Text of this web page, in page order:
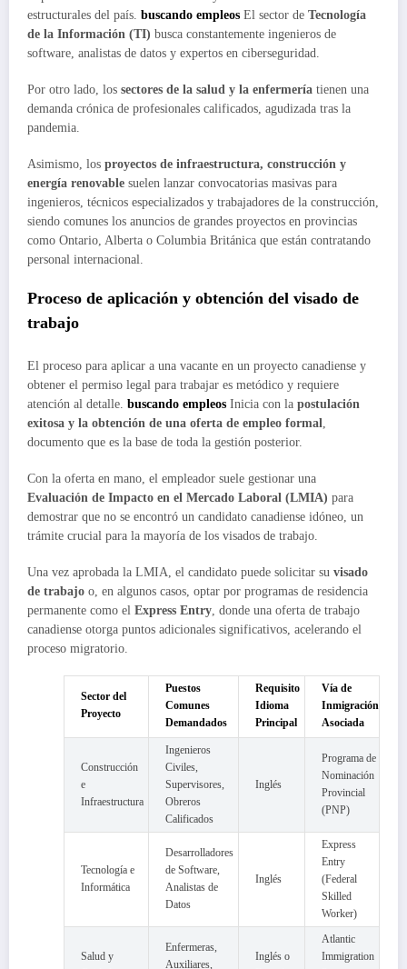
estructurales del país. buscando empleos El sector de Tecnología
de la Información (TI) busca constantemente ingenieros de
software, analistas de datos y expertos en ciberseguridad.
Por otro lado, los sectores de la salud y la enfermería tienen una
demanda crónica de profesionales calificados, agudizada tras la
pandemia.
Asimismo, los proyectos de infraestructura, construcción y
energía renovable suelen lanzar convocatorias masivas para
ingenieros, técnicos especializados y trabajadores de la construcción,
siendo comunes los anuncios de grandes proyectos en provincias
como Ontario, Alberta o Columbia Británica que están contratando
personal internacional.
Proceso de aplicación y obtención del visado de
trabajo
El proceso para aplicar a una vacante en un proyecto canadiense y
obtener el permiso legal para trabajar es metódico y requiere
atención al detalle. buscando empleos Inicia con la postulación
exitosa y la obtención de una oferta de empleo formal
documento que es la base de toda la gestión posterior.
Con la oferta en mano, el empleador suele gestionar una
Evaluación de Impacto en el Mercado Laboral (LMIA) para
demostrar que no se encontró un candidato canadiense idóneo, un
trámite crucial para la mayoría de los visados de trabajo.
Una vez aprobada la LMIA, el candidato puede solicitar su visado
de trabajo o, en algunos casos, optar por programas de residencia
permanente como el Express Entry, donde una oferta de trabajo
canadiense otorga puntos adicionales significativos, acelerando el
proceso migratorio.
Sector del
Proyecto
Puestos
Comunes
Demandados
Requisito
Idioma
Principal
Vía de
Inmigración
Asociada
Construcción
e
Infraestructura
Ingenieros
Civiles,
Supervisores,
Obreros
Calificados
Inglés
Programa de
Nominación
Provincial
(PNP)
Tecnología e
Informática
Desarrolladores
de Software,
Analistas de
Datos
Inglés
Express
Entry
(Federal
Skilled
Worker)
Salud y
Enfermeras,
Auxiliares,
Inglés o
Atlantic
Immigration